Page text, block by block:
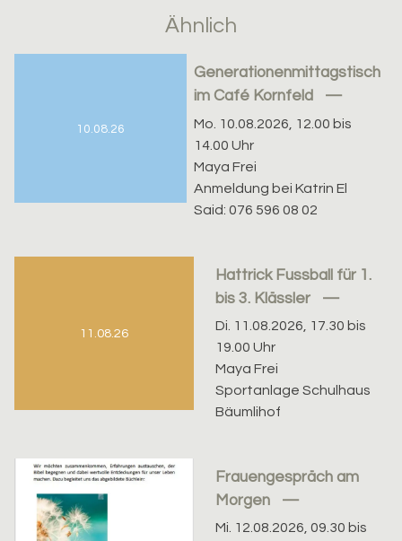
Ähnlich
10.08.26
Generationenmittagstisch
im Café Kornfeld
Mo. 10.08.2026, 12.00 bis
14.00 Uhr
Maya Frei
Anmeldung bei Katrin El
Said: 076 596 08 02
11.08.26
Hattrick Fussball für 1.
bis 3. Klässler
Di. 11.08.2026, 17.30 bis
19.00 Uhr
Maya Frei
Sportanlage Schulhaus
Bäumlihof
Frauengespräch am
Morgen
Mi. 12.08.2026, 09.30 bis